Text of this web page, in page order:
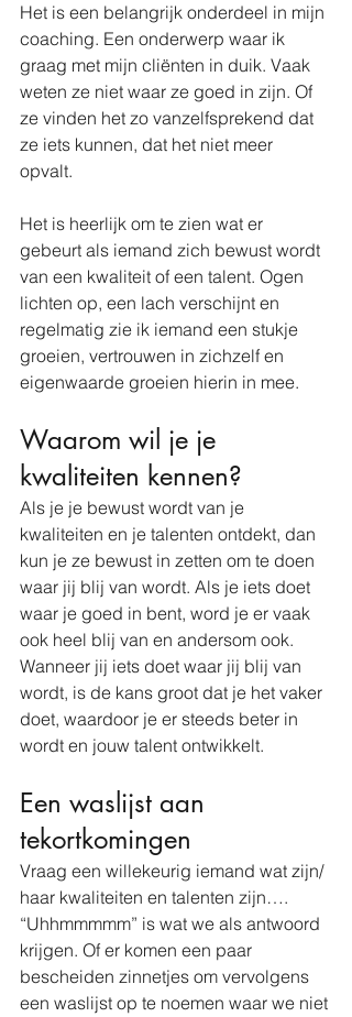
Het is een belangrijk onderdeel in mijn
coaching. Een onderwerp waar ik
graag met mijn cliënten in duik. Vaak
weten ze niet waar ze goed in zijn. Of
ze vinden het zo vanzelfsprekend dat
ze iets kunnen, dat het niet meer
opvalt.
Het is heerlijk om te zien wat er
gebeurt als iemand zich bewust wordt
van een kwaliteit of een talent. Ogen
lichten op, een lach verschijnt en
regelmatig zie ik iemand een stukje
groeien, vertrouwen in zichzelf en
eigenwaarde groeien hierin in mee.
Waarom wil je je
kwaliteiten kennen?
Als je je bewust wordt van je
kwaliteiten en je talenten ontdekt, dan
kun je ze bewust in zetten om te doen
waar jij blij van wordt. Als je iets doet
waar je goed in bent, word je er vaak
ook heel blij van en andersom ook.
Wanneer jij iets doet waar jij blij van
wordt, is de kans groot dat je het vaker
doet, waardoor je er steeds beter in
wordt en jouw talent ontwikkelt.
Een waslijst aan
tekortkomingen
Vraag een willekeurig iemand wat zijn/
haar kwaliteiten en talenten zijn….
“Uhhmmmmm” is wat we als antwoord
krijgen. Of er komen een paar
bescheiden zinnetjes om vervolgens
een waslijst op te noemen waar we niet